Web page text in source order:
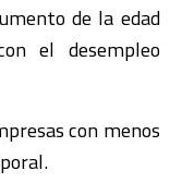
de la edad
el desempleo
con menos